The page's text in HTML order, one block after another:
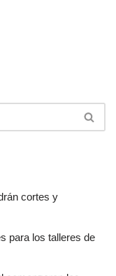
cortes y
para los talleres de